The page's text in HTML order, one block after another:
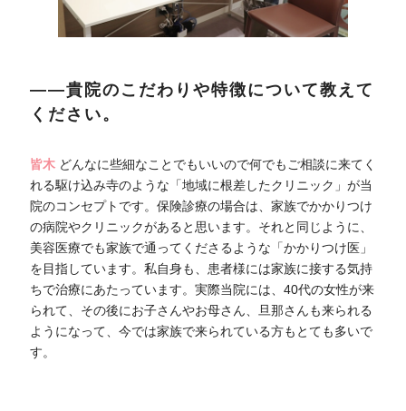
――貴院のこだわりや特徴について教えて
ください。
皆木 どんなに些細なことでもいいので何でもご相談に来てく
れる駆け込み寺のような「地域に根差したクリニック」が当
院のコンセプトです。保険診療の場合は、家族でかかりつけ
の病院やクリニックがあると思います。それと同じように、
美容医療でも家族で通ってくださるような「かかりつけ医」
を目指しています。私自身も、患者様には家族に接する気持
ちで治療にあたっています。実際当院には、40代の女性が来
られて、その後にお子さんやお母さん、旦那さんも来られる
ようになって、今では家族で来られている方もとても多いで
す。